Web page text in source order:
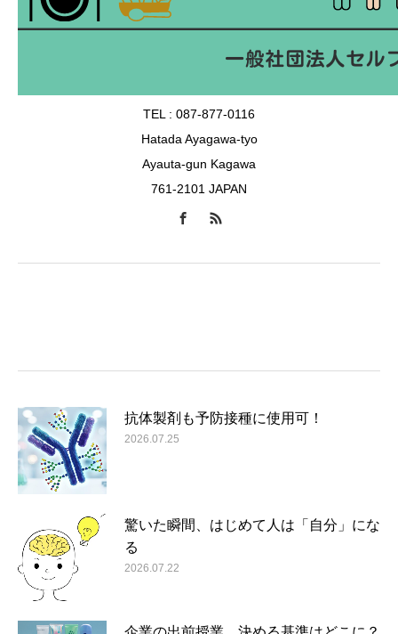
TEL : 087-877-0116
Hatada Ayagawa-tyo
Ayauta-gun Kagawa
761-2101 JAPAN
抗体製剤も予防接種に使用可！
2026.07.25
驚いた瞬間、はじめて人は「自分」にな
る
2026.07.22